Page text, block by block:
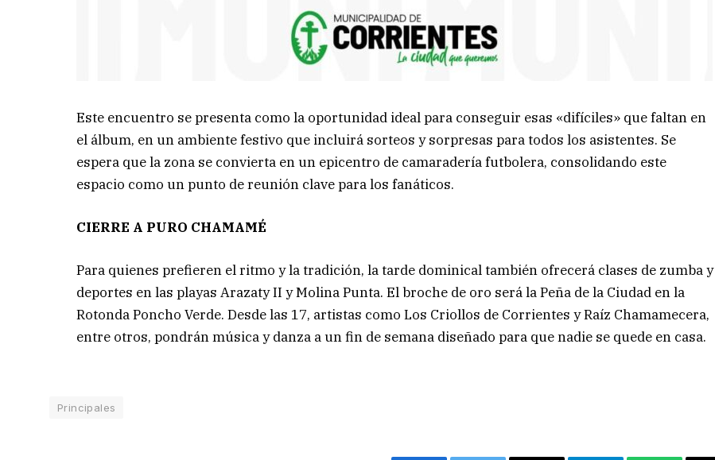
Este encuentro se presenta como la oportunidad ideal para conseguir esas «difíciles» que faltan en
el álbum, en un ambiente festivo que incluirá sorteos y sorpresas para todos los asistentes. Se
espera que la zona se convierta en un epicentro de camaradería futbolera, consolidando este
espacio como un punto de reunión clave para los fanáticos.
CIERRE A PURO CHAMAMÉ
Para quienes prefieren el ritmo y la tradición, la tarde dominical también ofrecerá clases de zumba y
deportes en las playas Arazaty II y Molina Punta. El broche de oro será la Peña de la Ciudad en la
Rotonda Poncho Verde. Desde las 17, artistas como Los Criollos de Corrientes y Raíz Chamamecera,
entre otros, pondrán música y danza a un fin de semana diseñado para que nadie se quede en casa.
Principales